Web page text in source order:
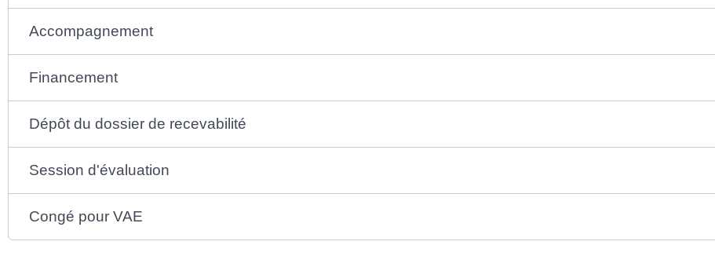
Accompagnement
Financement
Dépôt du dossier de recevabilité
Session d'évaluation
Congé pour VAE